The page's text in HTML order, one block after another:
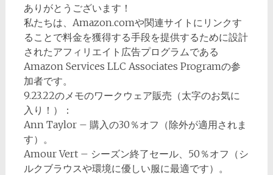
ありがとうございます！
私たちは、Amazon.comや関連サイトにリンクす
ることで料金を獲得する手段を提供するために設計
されたアフィリエイト広告プログラムである
Amazon Services LLC Associates Programの参
加者です。
9.23.22のメモのワークウェア販売（太字のお気に
入り！）：
Ann Taylor – 購入の30％オフ（除外が適用されま
す）。
Amour Vert – シーズン終了セール、50％オフ（シ
ルクブラウスや環境に優しい服に最適です）。